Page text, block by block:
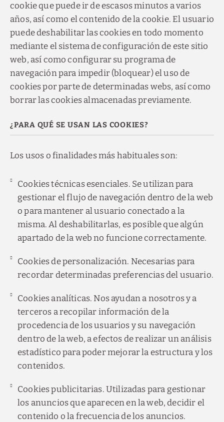
cookie que puede ir de escasos minutos a varios
años, así como el contenido de la cookie. El usuario
puede deshabilitar las cookies en todo momento
mediante el sistema de configuración de este sitio
web, así como configurar su programa de
navegación para impedir (bloquear) el uso de
cookies por parte de determinadas webs, así como
borrar las cookies almacenadas previamente.
¿PARA QUÉ SE USAN LAS COOKIES?
Los usos o finalidades más habituales son:
Cookies técnicas esenciales. Se utilizan para
gestionar el flujo de navegación dentro de la web
o para mantener al usuario conectado a la
misma. Al deshabilitarlas, es posible que algún
apartado de la web no funcione correctamente.
Cookies de personalización. Necesarias para
recordar determinadas preferencias del usuario.
Cookies analíticas. Nos ayudan a nosotros y a
terceros a recopilar información de la
procedencia de los usuarios y su navegación
dentro de la web, a efectos de realizar un análisis
estadístico para poder mejorar la estructura y los
contenidos.
Cookies publicitarias. Utilizadas para gestionar
los anuncios que aparecen en la web, decidir el
contenido o la frecuencia de los anuncios.